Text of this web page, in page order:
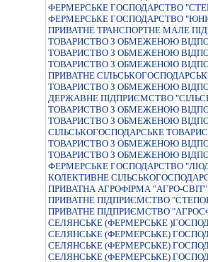
ФЕРМЕРСЬКЕ ГОСПОДАРСТВО
ФЕРМЕРСЬКЕ ГОСПОДАРСТВО
ПРИВАТНЕ ТРАНСПОРТНЕ МАЛЕ
ТОВАРИСТВО З ОБМЕЖЕНОЮ
ТОВАРИСТВО З ОБМЕЖЕНОЮ
ТОВАРИСТВО З ОБМЕЖЕНОЮ
ПРИВАТНЕ
ТОВАРИСТВО З ОБМЕЖЕНОЮ
ДЕРЖАВНЕ ПIДПРИЄМСТВО
ТОВАРИСТВО З ОБМЕЖЕНОЮ
ТОВАРИСТВО З ОБМЕЖЕНОЮ
СІЛЬСЬКОГОСПОДАРСЬКЕ
ТОВАРИСТВО З ОБМЕЖЕНОЮ
ТОВАРИСТВО З ОБМЕЖЕНОЮ
ФЕРМЕРСЬКЕ ГОСПОДАРСТВО
КОЛЕКТИВНЕ
ПРИВАТНА АГРОФIРМА "АГРО-СВIТ"
ПРИВАТНЕ ПIДПРИЄМСТВО
ПРИВАТНЕ ПІДПРИЄМСТВО
СЕЛЯНСЬКЕ (ФЕРМЕРСЬКЕ
СЕЛЯНСЬКЕ (ФЕРМЕРСЬКЕ)
СЕЛЯНСЬКЕ (ФЕРМЕРСЬКЕ)
СЕЛЯНСЬКЕ (ФЕРМЕРСЬКЕ)